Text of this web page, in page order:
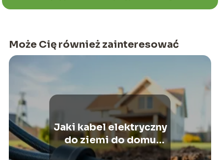
Może Cię również zainteresować
Jaki kabel elektryczny
do ziemi do domu
wybrać?